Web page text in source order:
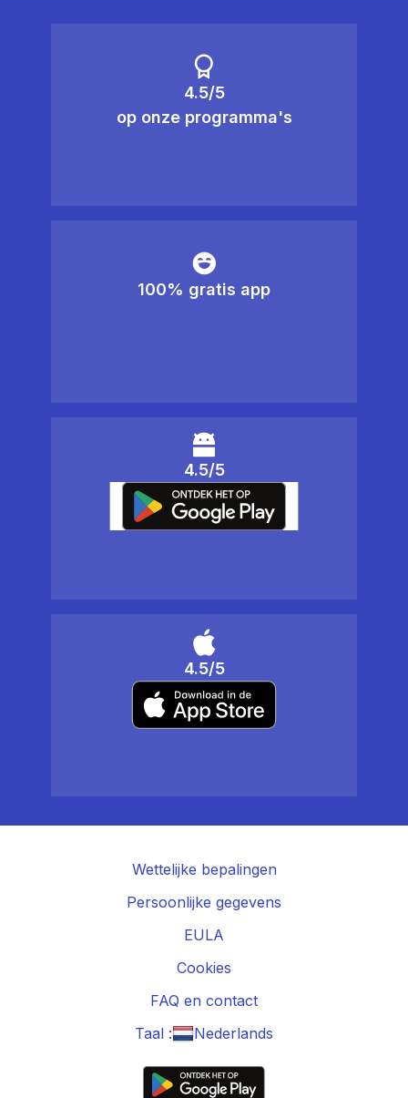
4.5/5
op onze programma's
100% gratis app
4.5/5
4.5/5
Wettelijke bepalingen
Persoonlijke gegevens
EULA
Cookies
FAQ en contact
Taal :
Nederlands